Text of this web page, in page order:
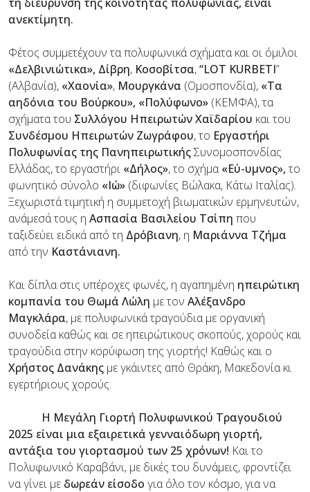
ανεκτίμητη.
Φέτος συμμετέχουν τα πολυφωνικά σχήματα και οι όμιλοι
«Δελβινιώτικα», Δίβρη, Κοσοβίτσα,“LOT KURBETI”
(Αλβανία), «Χαονία», Μουργκάνα (Ομοσπονδία), «Τα
αηδόνια του Βούρκου», «Πολύφωνο» (ΚΕΜΦΑ), τα
σχήματα του Συλλόγου Ηπειρωτών Χαϊδαρίου και του
Συνδέσμου Ηπειρωτών Ζωγράφου, το Εργαστήρι
Πολυφωνίας της ΠανηπειρωτικήςΣυνομοσπονδίας
Ελλάδας, το εργαστήρι «Δήλος», το σχήμα«Εύ-υμνος»,το
φωνητικό σύνολο «Ιώ» (διφωνίες Βώλακα, Κάτω Ιταλίας).
Ξεχωριστά τιμητική η συμμετοχή βιωματικών ερμηνευτών,
ανάμεσά τους η Ασπασία Βασιλείου Τσίπη που
ταξιδεύει ειδικά από τη Δρόβιανη, η Μαριάννα Τζήμα
από την Καστάνιανη.
Και δίπλα στις υπέροχες φωνές, η αγαπημένη ηπειρώτικη
κομπανία του Θωμά Λώλη με τον Αλέξανδρο
Μαγκλάρα, με πολυφωνικά τραγούδια με οργανική
συνοδεία καθώς και σε ηπειρώτικους σκοπούς, χορούς και
τραγούδια στην κορύφωση της γιορτής! Καθώς και ο
Χρήστος Δανάκης με γκάιντες από Θράκη, Μακεδονία κι
εγερτήριους χορούς.
Η Μεγάλη Γιορτή Πολυφωνικού Τραγουδιού
2025 είναι μια εξαιρετικά γενναιόδωρη γιορτή,
αντάξια του γιορτασμού των 25 χρόνων! Και το
Πολυφωνικό Καραβάνι, με δικές του δυνάμεις, φροντίζει
να γίνει με δωρεάν είσοδο για όλο τον κόσμο, για να